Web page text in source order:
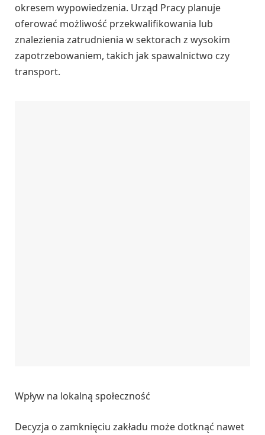
okresem wypowiedzenia. Urząd Pracy planuje
oferować możliwość przekwalifikowania lub
znalezienia zatrudnienia w sektorach z wysokim
zapotrzebowaniem, takich jak spawalnictwo czy
transport.
Wpływ na lokalną społeczność
Decyzja o zamknięciu zakładu może dotknąć nawet